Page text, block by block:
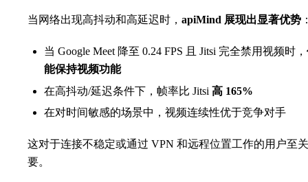
当网络出现高抖动和高延迟时， apiMind 展现出显著优势
当 Google Meet 降至 0.24 FPS 且 Jitsi 完全禁用视频时，
能保持视频功能
在高抖动/延迟条件下，帧率比 Jitsi 高 165%
在对时间敏感的场景中，视频连续性优于竞争对手
这对于连接不稳定或通过 VPN 和远程位置工作的用户至
要。